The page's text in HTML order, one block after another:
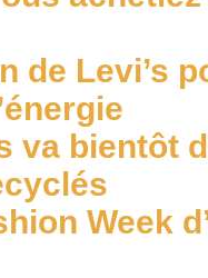
de Levi’s
va bientôt
Week